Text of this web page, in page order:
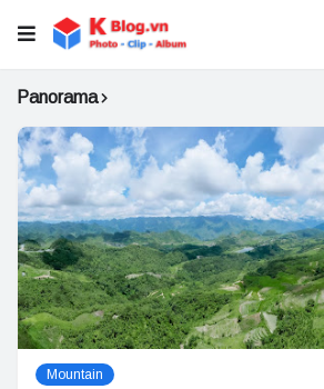
Panorama
Mountain